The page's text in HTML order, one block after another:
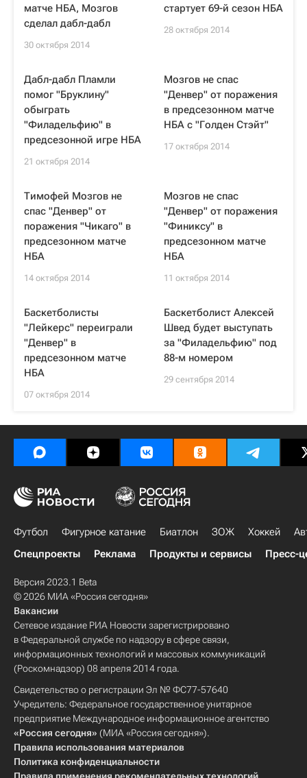
матче НБА, Мозгов
сделал дабл-дабл
30 октября 2014
стартует 69-й сезон НБА
28 октября 2014
Дабл-дабл Пламли
помог "Бруклину"
обыграть
"Филадельфию" в
предсезонной игре НБА
21 октября 2014
Мозгов не спас
"Денвер" от поражения
в предсезонном матче
НБА с "Голден Стэйт"
17 октября 2014
Тимофей Мозгов не
спас "Денвер" от
поражения "Чикаго" в
предсезонном матче
НБА
14 октября 2014
Мозгов не спас
"Денвер" от поражения
"Финиксу" в
предсезонном матче
НБА
11 октября 2014
Баскетболисты
"Лейкерс" переиграли
"Денвер" в
предсезонном матче
НБА
07 октября 2014
Баскетболист Алексей
Швед будет выступать
за "Филадельфию" под
88-м номером
29 сентября 2014
Футбол Фигурное катание Биатлон ЗОЖ Хоккей
Спецпроекты
Реклама Продукты и сервисы Пресс-
Версия 2023.1 Beta
© 2026 МИА «Россия сегодня»
Вакансии
Сетевое издание РИА Новости зарегистрировано
в Федеральной службе по надзору в сфере связи,
информационных технологий и массовых коммуникаций
(Роскомнадзор) 08 апреля 2014 года.
Свидетельство о регистрации Эл № ФС77-57640
Учредитель: Федеральное государственное унитарное
предприятие Международное информационное агентство
«Россия сегодня» (МИА «Россия сегодня»).
Правила использования материалов
Политика конфиденциальности